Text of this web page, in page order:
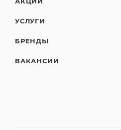
УСЛУГИ
БРЕНДЫ
ВАКАНСИИ